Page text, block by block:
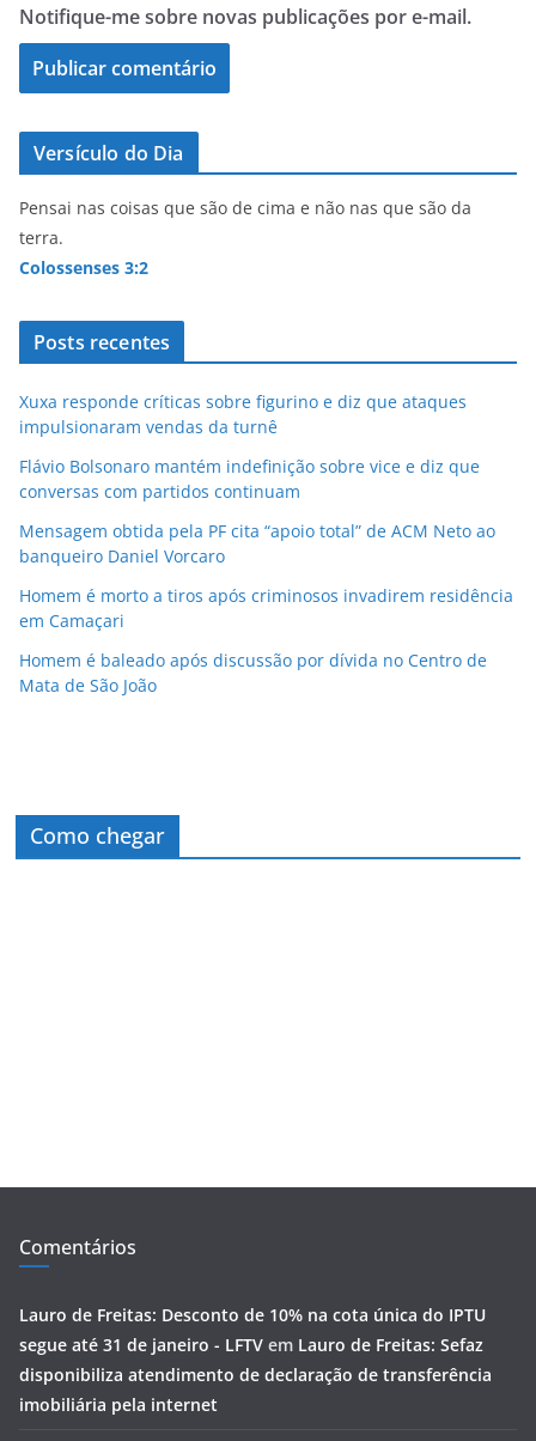
Notifique-me sobre novas publicações por e-mail.
Versículo do Dia
Pensai nas coisas que são de cima e não nas que são da
terra.
Colossenses 3:2
Posts recentes
Xuxa responde críticas sobre figurino e diz que ataques
impulsionaram vendas da turnê
Flávio Bolsonaro mantém indefinição sobre vice e diz que
conversas com partidos continuam
Mensagem obtida pela PF cita “apoio total” de ACM Neto ao
banqueiro Daniel Vorcaro
Homem é morto a tiros após criminosos invadirem residência
em Camaçari
Homem é baleado após discussão por dívida no Centro de
Mata de São João
Como chegar
Comentários
Lauro de Freitas: Desconto de 10% na cota única do IPTU
segue até 31 de janeiro - LFTV em Lauro de Freitas: Sefaz
disponibiliza atendimento de declaração de transferência
imobiliária pela internet